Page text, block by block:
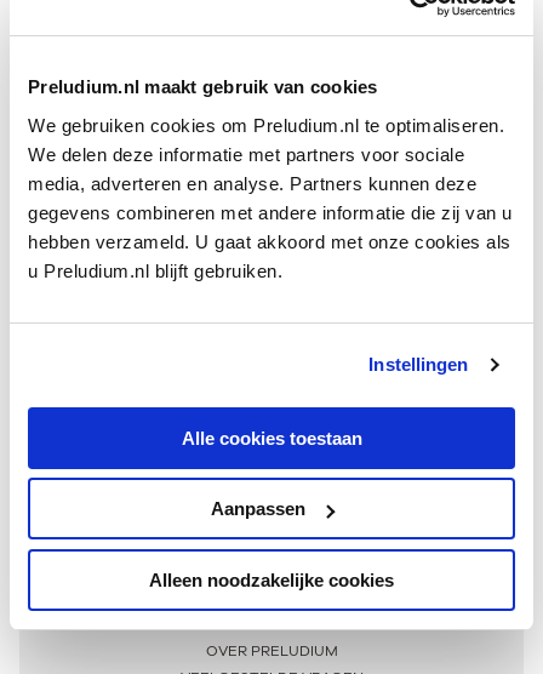
Preludium.nl maakt gebruik van cookies
We gebruiken cookies om Preludium.nl te optimaliseren.
We delen deze informatie met partners voor sociale
media, adverteren en analyse. Partners kunnen deze
gegevens combineren met andere informatie die zij van u
hebben verzameld. U gaat akkoord met onze cookies als
u Preludium.nl blijft gebruiken.
Instellingen
Alle cookies toestaan
Aanpassen
Alleen noodzakelijke cookies
Meer informatie
OVER PRELUDIUM